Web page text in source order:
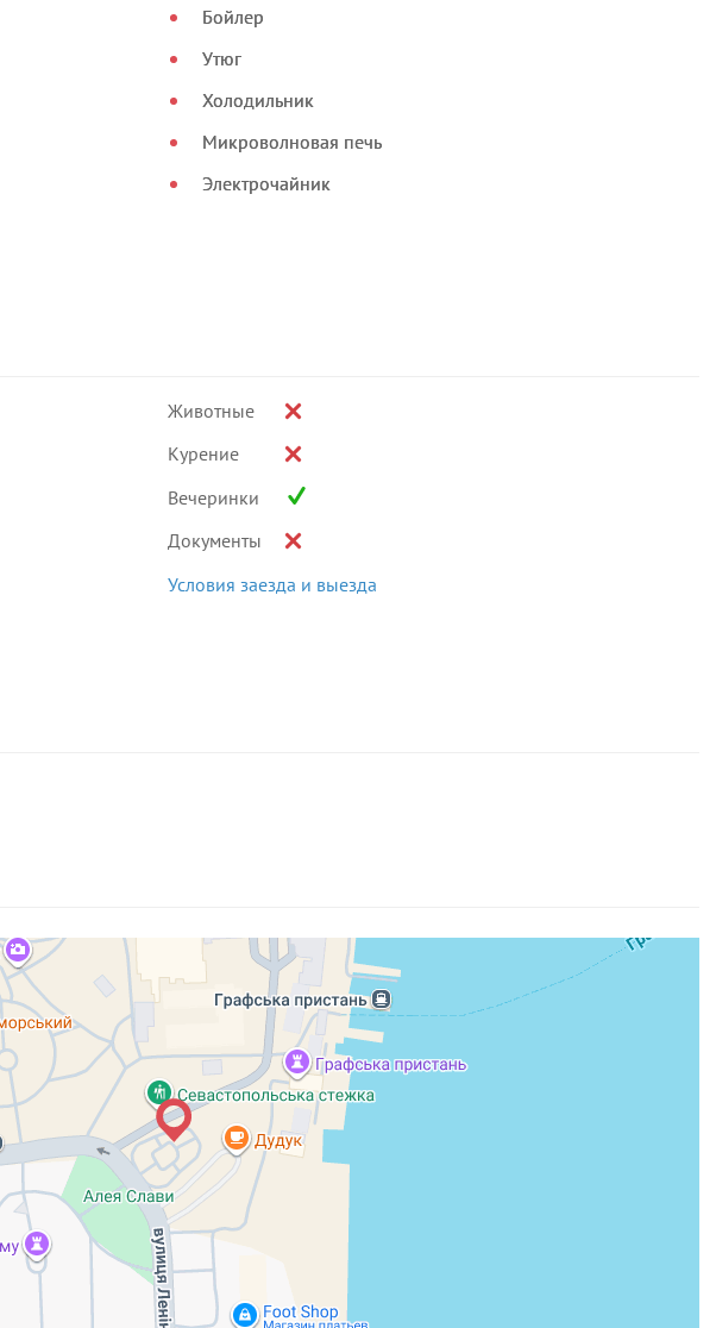
Бойлер
Утюг
Холодильник
Микроволновая печь
Электрочайник
Животные
Курение
Вечеринки
Документы
Условия заезда и выезда